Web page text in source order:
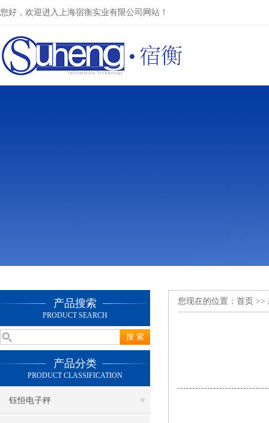
您好，欢迎进入上海宿衡实业有限公司网站！
产品搜索
PRODUCT SEARCH
产品分类
PRODUCT CLASSIFICATION
钰恒电子秤
您现在的位置： 首页 >>